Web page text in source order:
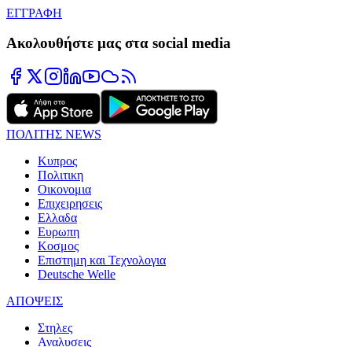
ΕΓΓΡΑΦΗ
Ακολουθήστε μας στα social media
ΠΟΛΙΤΗΣ NEWS
Κυπρος
Πολιτικη
Οικονομια
Επιχειρησεις
Ελλαδα
Ευρωπη
Κοσμος
Επιστημη και Τεχνολογια
Deutsche Welle
ΑΠΟΨΕΙΣ
Στηλες
Αναλυσεις